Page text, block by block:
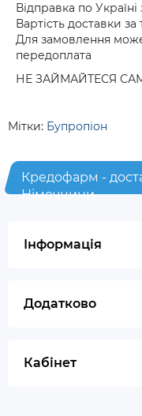
Відправка по
Вартість доставки
Для замовлення
передоплата
НЕ ЗАЙМАЙТЕСЯ
Мітки: Бупропіон
Кредофарм -
Німеччини
Інформація
Додатково
Кабінет